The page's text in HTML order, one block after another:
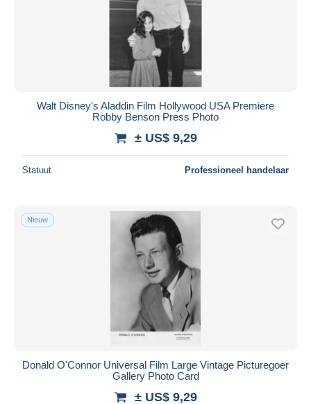
Walt Disney's Aladdin Film Hollywood USA Premiere
Robby Benson Press Photo
± US$ 9,29
Statuut Professioneel handelaar
Nieuw
Donald O'Connor Universal Film Large Vintage Picturegoer
Gallery Photo Card
± US$ 9,29